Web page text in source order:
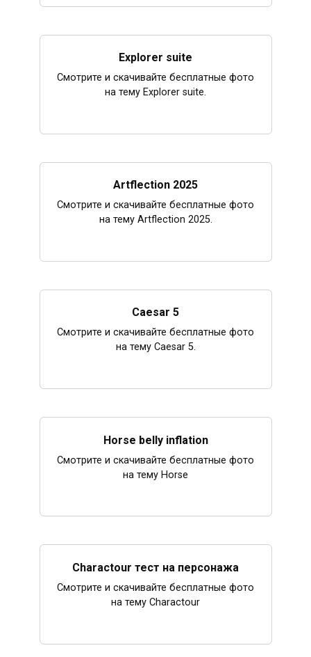
Explorer suite
Смотрите и скачивайте бесплатные фото
на тему Explorer suite.
Artflection 2025
Смотрите и скачивайте бесплатные фото
на тему Artflection 2025.
Caesar 5
Смотрите и скачивайте бесплатные фото
на тему Caesar 5.
Horse belly inflation
Смотрите и скачивайте бесплатные фото
на тему Horse
Charactour тест на персонажа
Смотрите и скачивайте бесплатные фото
на тему Charactour